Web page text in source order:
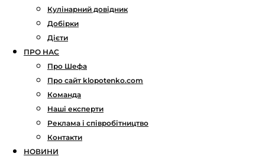
Кулінарний довідник
Добірки
Дієти
ПРО НАС
Про Шефа
Про сайт klopotenko.com
Команда
Наші експерти
Реклама і співробітництво
Контакти
НОВИНИ